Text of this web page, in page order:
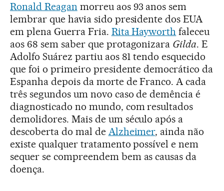
Ronald Reagan morreu aos 93 anos sem
lembrar que havia sido presidente dos EUA
em plena Guerra Fria. Rita Hayworth faleceu
aos 68 sem saber que protagonizara Gilda. E
Adolfo Suárez partiu aos 81 tendo esquecido
que foi o primeiro presidente democrático da
Espanha depois da morte de Franco. A cada
três segundos um novo caso de demência é
diagnosticado no mundo, com resultados
demolidores. Mais de um século após a
descoberta do mal de Alzheimer, ainda não
existe qualquer tratamento possível e nem
sequer se compreendem bem as causas da
doença.